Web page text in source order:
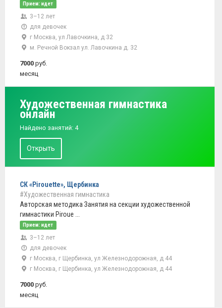
Прием: идет
3–12 лет
для девочек
г Москва, ул Лавочкина, д 32
м. Речной Вокзал ул. Лавочкина д. 32
7000 руб.
месяц
Художественная гимнастика
онлайн
Найдено занятий: 4
Открыть
СК «Pirouette», Щербинка
#Художественная гимнастика
Авторская методика Занятия на секции художественной
гимнастики Piroue ...
Прием: идет
3–12 лет
для девочек
г Москва, г Щербинка, ул Железнодорожная, д 44
г Москва, г Щербинка, ул Железнодорожная, д 44
7000 руб.
месяц